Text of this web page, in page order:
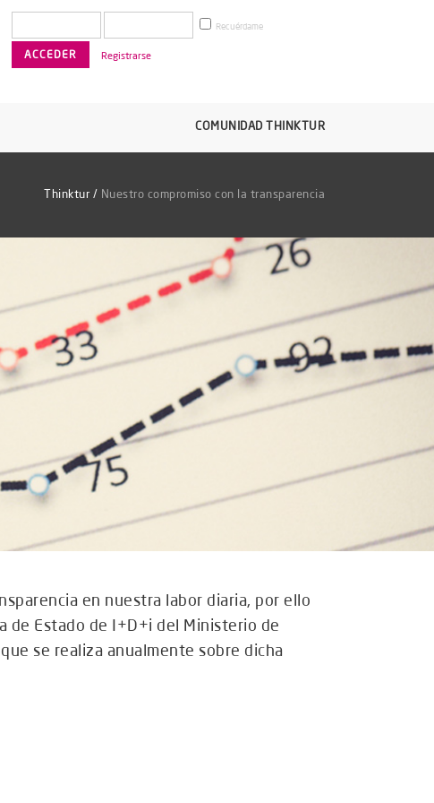
Recuérdame
Registrarse
COMUNIDAD THINKTUR
Thinktur / Nuestro compromiso con la transparencia
en nuestra labor diaria, por ello
de Estado de I+D+i del Ministerio de
se realiza anualmente sobre dicha